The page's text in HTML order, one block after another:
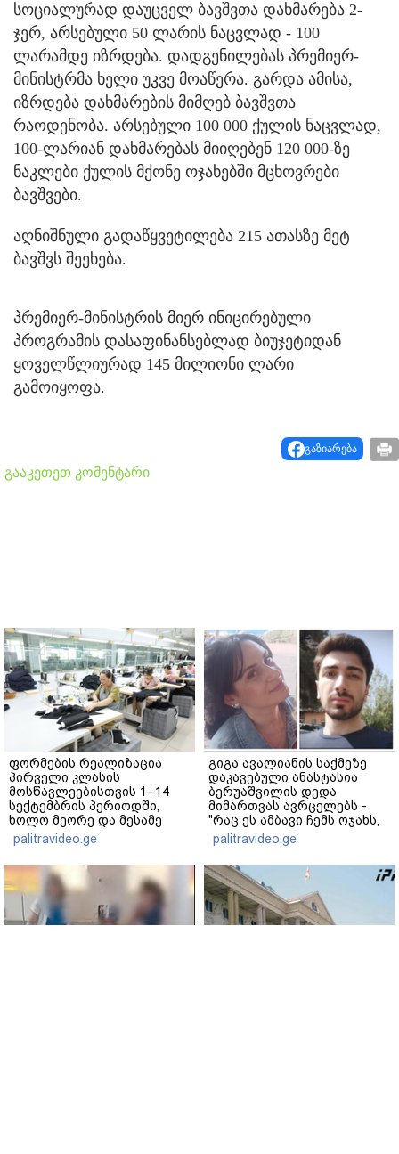
სოციალურად დაუცველ ბავშვთა დახმარება 2-
ჯერ, არსებული 50 ლარის ნაცვლად - 100
ლარამდე იზრდება. დადგენილებას პრემიერ-
მინისტრმა ხელი უკვე მოაწერა. გარდა ამისა,
იზრდება დახმარების მიმღებ ბავშვთა
რაოდენობა. არსებული 100 000 ქულის ნაცვლად,
100-ლარიან დახმარებას მიიღებენ 120 000-ზე
ნაკლები ქულის მქონე ოჯახებში მცხოვრები
ბავშვები.
აღნიშნული გადაწყვეტილება 215 ათასზე მეტ
ბავშვს შეეხება.
პრემიერ-მინისტრის მიერ ინიცირებული
პროგრამის დასაფინანსებლად ბიუჯეტიდან
ყოველწლიურად 145 მილიონი ლარი
გამოიყოფა.
გაზიარება
გააკეთეთ კომენტარი
ფორმების რეალიზაცია
პირველი კლასის
მოსწავლეებისთვის 1–14
სექტემბრის პერიოდში,
ხოლო მეორე და მესამე
ეტაპებზე...
palitravideo.ge
გიგა ავალიანის საქმეზე
დაკავებული ანასტასია
ბერუაშვილის დედა
მიმართვას ავრცელებს -
"რაც ეს ამბავი ჩემს ოჯახს,
ჩემს ანასტასიას გადახდა
თავს, მის მერე მე მე არ
ვარ"
palitravideo.ge